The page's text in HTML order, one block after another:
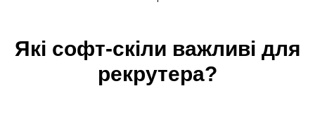
Які софт-скіли важливі для
рекрутера?